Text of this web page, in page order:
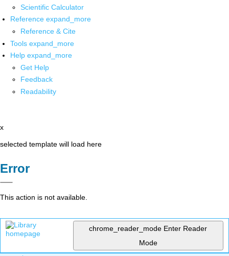
Scientific Calculator
Reference expand_more
Reference & Cite
Tools expand_more
Help expand_more
Get Help
Feedback
Readability
x
selected template will load here
Error
This action is not available.
chrome_reader_mode Enter Reader
Mode